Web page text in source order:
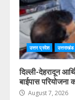
उत्तर प्रदेश उत्तराखंड
दिल्ली-देहरादून
बाईपास परियोजना
August 7, 2026